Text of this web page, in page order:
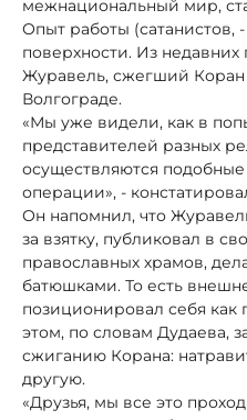
межнациональный мир,
Опыт работы (сатанистов,
поверхности. Из
Журавель, сжегший Коран
Волгограде.
«Мы уже видели, как в
представителей разных
осуществляются
операции», -
Он напомнил, что
за взятку, публиковал в
православных храмов,
батюшками. То есть
позиционировал себя
этом, по словам Дудаева,
сжиганию Корана:
другую.
«Друзья, мы все это